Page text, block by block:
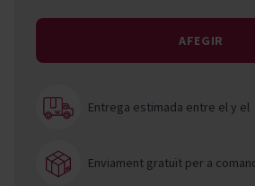
AFEGIR
Entrega estimada entre ely el
Enviament gratuït per a